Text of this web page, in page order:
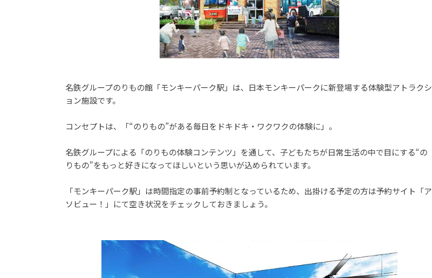
名鉄グループのりもの館「モンキーパーク駅」は、日本モンキーパークに新登場する体験型アトラクシ
ョン施設です。
コンセプトは、「“のりもの”がある毎日をドキドキ・ワクワクの体験に」。
名鉄グループによる「のりもの体験コンテンツ」を通して、子どもたちが日常生活の中で目にする“の
りもの”をもっと好きになってほしいという思いが込められています。
「モンキーパーク駅」は時間指定の事前予約制となっているため、出掛ける予定の方は予約サイト「ア
ソビュー！」にて空き状況をチェックしておきましょう。